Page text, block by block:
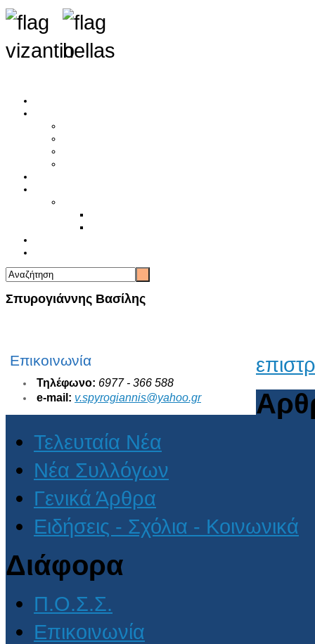
Σπυρογιάννης Βασίλης
Επικοινωνία
Τηλέφωνο: 6977 - 366 588
e-mail: v.spyrogiannis@yahoo.gr
Τελευταία Νέα
Νέα Συλλόγων
Γενικά Άρθρα
Ειδήσεις - Σχόλια - Κοινωνικά
Διάφορα
Π.Ο.Σ.Σ.
Επικοινωνία